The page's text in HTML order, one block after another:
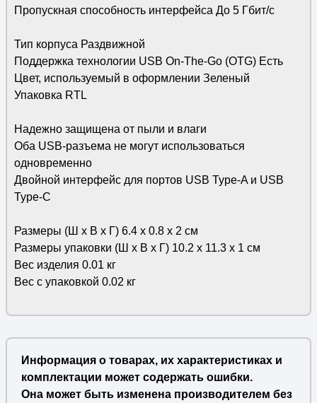
Пропускная способность интерфейса До 5 Гбит/с
Тип корпуса Раздвижной
Поддержка технологии USB On-The-Go (OTG) Есть
Цвет, используемый в оформлении Зеленый
Упаковка RTL
Надежно защищена от пыли и влаги
Оба USB-разъема не могут использоваться
одновременно
Двойной интерфейс для портов USB Type-A и USB
Type-C
Размеры (Ш х В х Г) 6.4 x 0.8 x 2 см
Размеры упаковки (Ш х В х Г) 10.2 x 11.3 x 1 см
Вес изделия 0.01 кг
Вес с упаковкой 0.02 кг
Информация о товарах, их характеристиках и
комплектации может содержать ошибки.
Она может быть изменена производителем без